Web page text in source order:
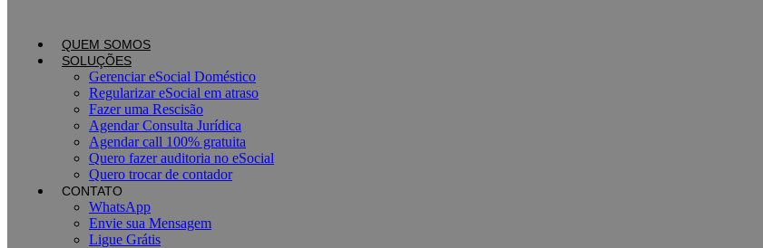
QUEM SOMOS
SOLUÇÕES
Gerenciar eSocial Doméstico
Regularizar eSocial em atraso
Fazer uma Rescisão
Agendar Consulta Jurídica
Agendar call 100% gratuita
Quero fazer auditoria no eSocial
Quero trocar de contador
CONTATO
WhatsApp
Envie sua Mensagem
Ligue Grátis